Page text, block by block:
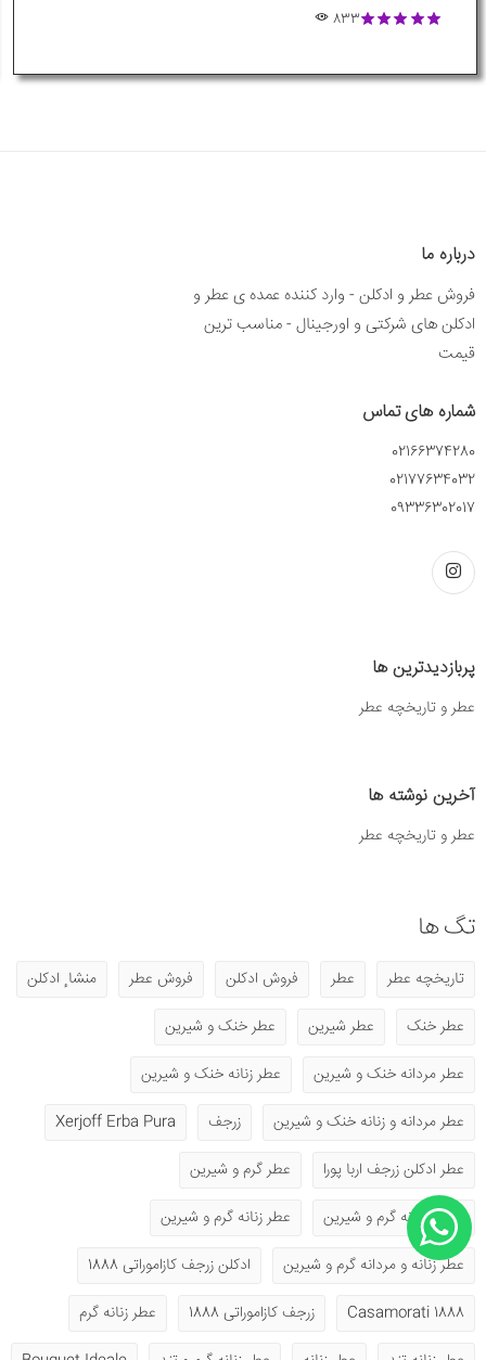
833
درباره ما
فروش عطر و ادکلن - وارد کننده عمده ی عطر و
ادکلن های شرکتی و اورجینال - مناسب ترین
قیمت
شماره های تماس
02166374280
02177634032
09336302017
پربازدیدترین ها
عطر و تاریخچه عطر
آخرین نوشته ها
عطر و تاریخچه عطر
تگ ها
تاریخچه عطر عطر فروش ادکلن فروش عطر
منشا ٕ ادکلن
عطر خنک
عطر شیرین
عطر خنک و شیرین
عطر مردانه خنک و شیرین
عطر زنانه خنک و شیرین
عطر مردانه و زنانه خنک و شیرین
زرجف
Xerjoff Erba Pura
عطر ادکلن زرجف اربا پورا
عطر گرم و شیرین
عطر مردانه گرم و شیرین
عطر زنانه گرم و شیرین
عطر زنانه و مردانه گرم و شیرین
ادکلن زرجف کازاموراتی 1888
1888 Casamorati
زرجف کازاموراتی 1888
عطر زنانه گرم